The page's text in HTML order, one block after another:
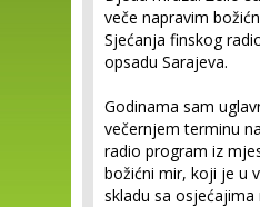
veče napravim
Sjećanja finskog
opsadu Sarajeva.
Godinama sam
večernjem terminu
radio program iz
božićni mir, koji je u
skladu sa osjećajima